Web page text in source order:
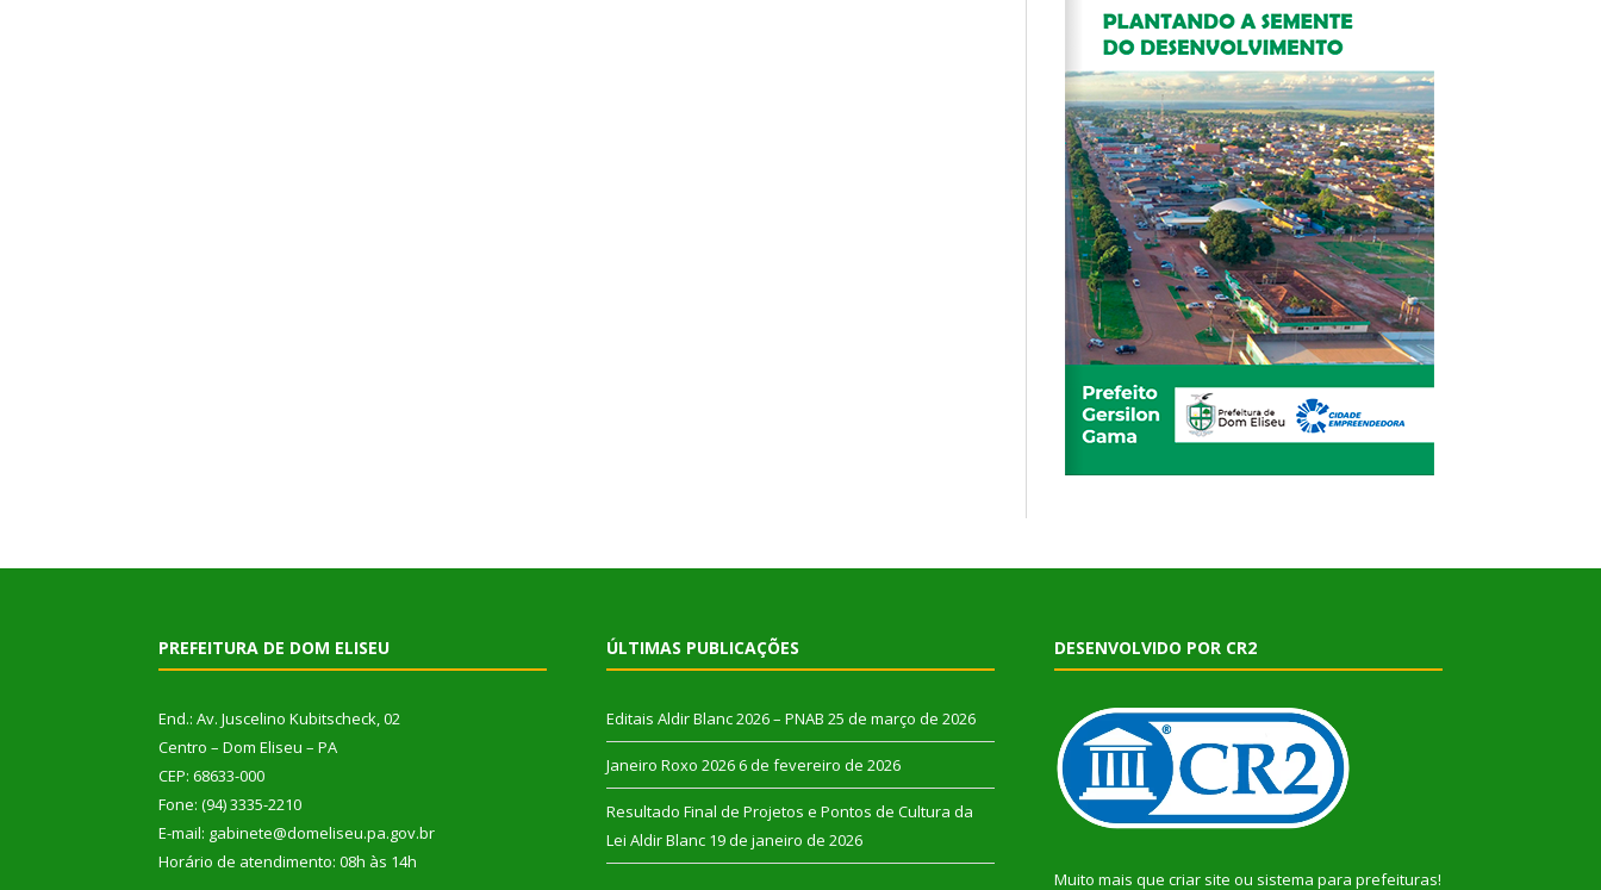
PREFEITURA DE DOM ELISEU
End.: Av. Juscelino Kubitscheck, 02
Centro – Dom Eliseu – PA
CEP: 68633-000
Fone: (94) 3335-2210
E-mail: gabinete@domeliseu.pa.gov.br
Horário de atendimento: 08h às 14h
ÚLTIMAS PUBLICAÇÕES
Editais Aldir Blanc 2026 – PNAB 25 de março de 2026
Janeiro Roxo 2026 6 de fevereiro de 2026
Resultado Final de Projetos e Pontos de Cultura da
Lei Aldir Blanc 19 de janeiro de 2026
DESENVOLVIDO POR CR2
Muito mais que criar site ou sistema para prefeituras!